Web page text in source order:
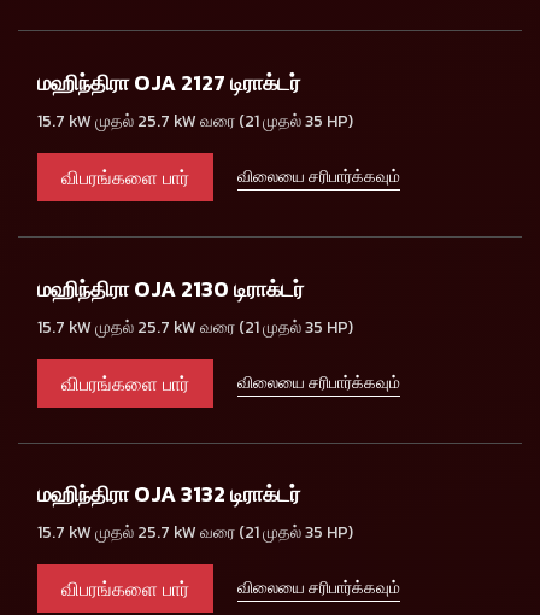
மஹிந்திரா OJA 2127 டிராக்டர்
15.7 kW முதல் 25.7 kW வரை (21 முதல் 35 HP)
விபரங்களை பார் விலையை சரிபார்க்கவும்
மஹிந்திரா OJA 2130 டிராக்டர்
15.7 kW முதல் 25.7 kW வரை (21 முதல் 35 HP)
விபரங்களை பார் விலையை சரிபார்க்கவும்
மஹிந்திரா OJA 3132 டிராக்டர்
15.7 kW முதல் 25.7 kW வரை (21 முதல் 35 HP)
விபரங்களை பார் விலையை சரிபார்க்கவும்